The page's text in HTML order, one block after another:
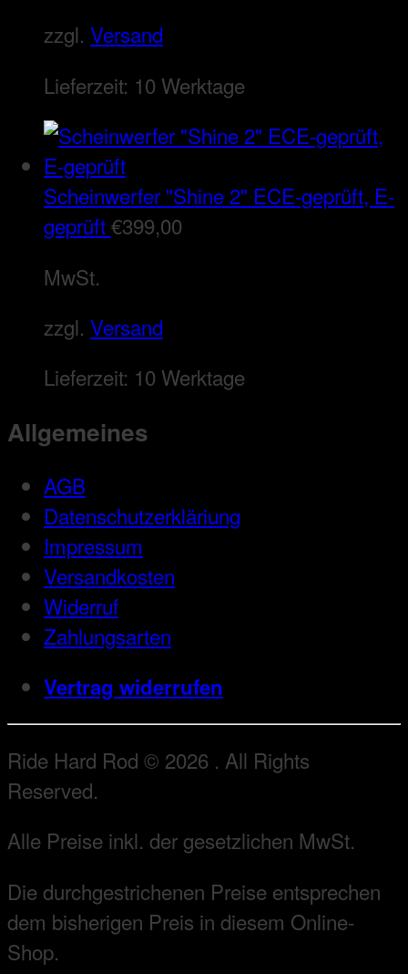
zzgl. Versand
Lieferzeit: 10 Werktage
Scheinwerfer "Shine 2" ECE-geprüft, E-
geprüft€399,00
MwSt.
zzgl. Versand
Lieferzeit: 10 Werktage
Allgemeines
AGB
Datenschutzerkläriung
Impressum
Versandkosten
Widerruf
Zahlungsarten
Vertrag widerrufen
Ride Hard Rod © 2026 . All Rights
Reserved.
Alle Preise inkl. der gesetzlichen MwSt.
Die durchgestrichenen Preise entsprechen
dem bisherigen Preis in diesem Online-
Shop.